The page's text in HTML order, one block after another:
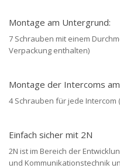
Montage am Untergrund:
7 Schrauben mit einem
Verpackung enthalten)
Montage der Intercoms
4 Schrauben für jede
Einfach sicher mit 2N
2N ist im Bereich der
und Kommunikationstechnik